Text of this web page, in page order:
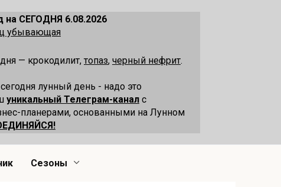
на СЕГОДНЯ 6.08.2026
убывающая
— крокодилит, топаз, черный нефрит.
лунный день - надо это
уникальный Телеграм-канал с
планерами, основанными на Лунном
Сезоны